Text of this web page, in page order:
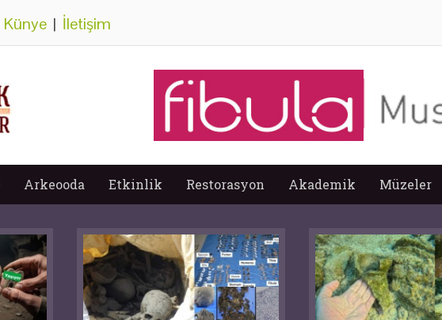
Künye | İletişim
Arkeooda Etkinlik Restorasyon Akademik Müzeler